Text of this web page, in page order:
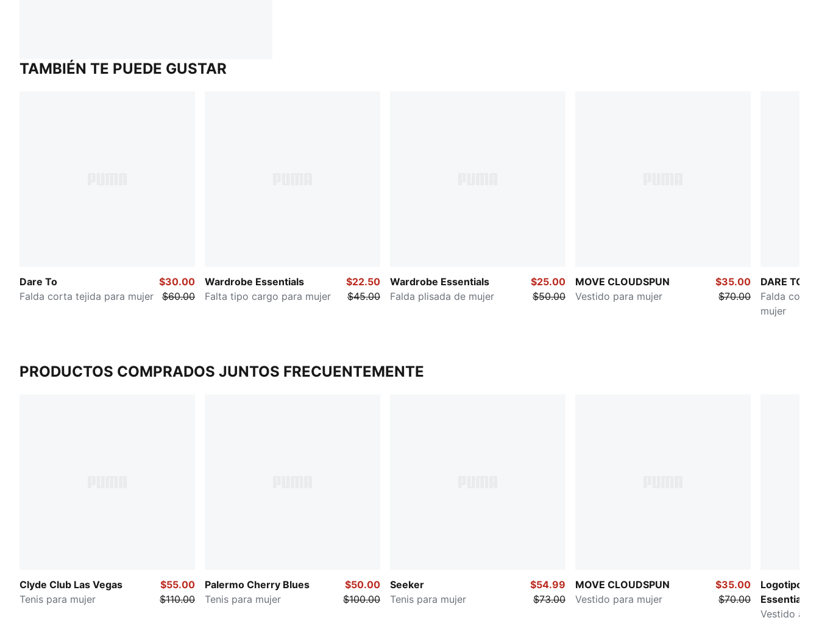
TAMBIÉN TE PUEDE GUSTAR
Dare To
Falda corta tejida para mujer
$30.00
$60.00
Wardrobe Essentials
Falta tipo cargo para mujer
$22.50
$45.00
Wardrobe Essentials
Falda plisada de mujer
$25.00
$50.00
MOVE CLOUDSPUN
Vestido para mujer
$35.00
$70.00
DARE TO
Falda con
mujer
PRODUCTOS COMPRADOS JUNTOS FRECUENTEMENTE
Clyde Club Las Vegas
Tenis para mujer
$55.00
$110.00
Palermo Cherry Blues
Tenis para mujer
$50.00
$100.00
Seeker
Tenis para mujer
$54.99
$73.00
MOVE CLOUDSPUN
Vestido para mujer
$35.00
$70.00
Logotipo
Essentials
Vestido